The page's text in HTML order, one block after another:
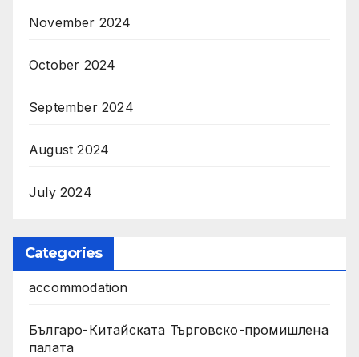
November 2024
October 2024
September 2024
August 2024
July 2024
Categories
accommodation
Българо-Китайската Търговско-промишлена
палата